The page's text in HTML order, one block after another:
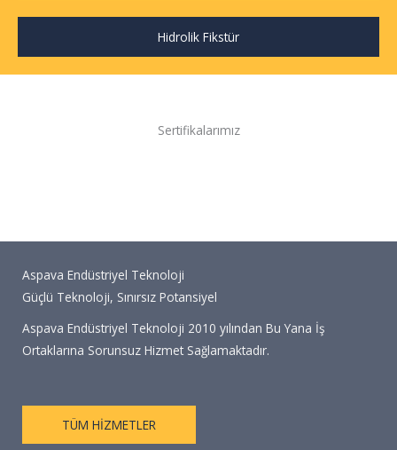
Hidrolik Fikstür
Sertifikalarımız
Aspava Endüstriyel Teknoloji
Güçlü Teknoloji, Sınırsız Potansiyel
Aspava Endüstriyel Teknoloji 2010 yılından Bu Yana İş
Ortaklarına Sorunsuz Hizmet Sağlamaktadır.
TÜM HİZMETLER